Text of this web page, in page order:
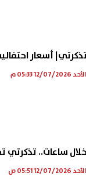
تذكرتي| أسعار احتفالية تكريم
الأحد 12/07/2026 05:33 م
خلال ساعات.. تذكرتي
الأحد 12/07/2026 05:51 ص